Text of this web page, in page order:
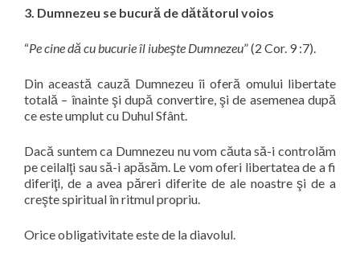
3. Dumnezeu se bucură de dătătorul voios
“Pe cine dă cu bucurie îl iubeşte Dumnezeu” (2 Cor. 9 :7).
Din această cauză Dumnezeu îi oferă omului libertate
totală – înainte şi după convertire, şi de asemenea după
ce este umplut cu Duhul Sfânt.
Dacă suntem ca Dumnezeu nu vom căuta să-i controlăm
pe ceilalţi sau să-i apăsăm. Le vom oferi libertatea de a fi
diferiţi, de a avea păreri diferite de ale noastre şi de a
creşte spiritual în ritmul propriu.
Orice obligativitate este de la diavolul.